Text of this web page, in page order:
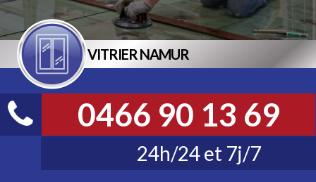
Vitrerie
Serrurerie
Vidange
Débouchage
VITRIER NAMUR
0466 90 13 69
24h/24 et 7j/7